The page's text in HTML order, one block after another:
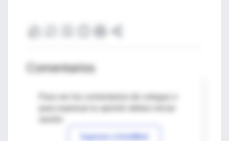
Comentarios
Para ver los comentarios de colegas o
Ingresar a IntraMed